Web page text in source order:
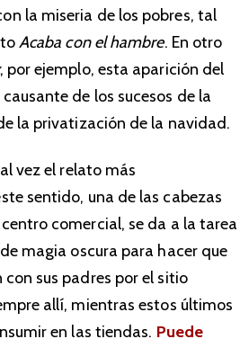
la miseria de los pobres, tal
Acaba con el hambre. En otro
, por ejemplo, esta aparición del
de los sucesos de la
la privatización de la navidad.
vez el relato más
sentido, una de las cabezas
comercial, se da a la tarea
magia oscura para hacer que
con sus padres por el sitio
allí, mientras estos últimos
en las tiendas. Puede